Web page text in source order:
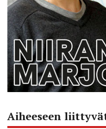
Aiheeseen